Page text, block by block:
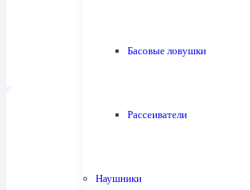
Басовые ловушки
Рассеиватели
Наушники